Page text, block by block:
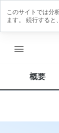
menu
概要
ーを残す
ウェ
を1
このサイトでは分
ます。 続行すると